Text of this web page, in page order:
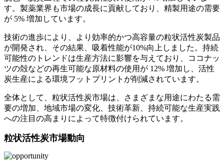
す。製薬業界も市場の成長に貢献しており、精製用途の需要
が 5% 増加しています。
技術の進歩により、より効率的かつ高容量の粒状活性炭製品
が開発され、その結果、吸着性能が10%向上しました。持続
可能性のトレンドは生産方法に影響を与えており、ココナッ
ツの殻などの再生可能な原材料の使用が 12% 増加し、活性
炭生産による環境フットプリントが削減されています。
全体として、粒状活性炭市場は、さまざまな用途にわたる需
要の増加、地域市場の変化、技術革新、持続可能な生産実践
への注目の高まりによって特徴付けられています。
粒状活性炭市場動向